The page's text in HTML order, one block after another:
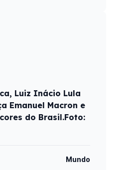
Luiz Inácio Lula
Emanuel Macron e
do Brasil.Foto:
Mundo